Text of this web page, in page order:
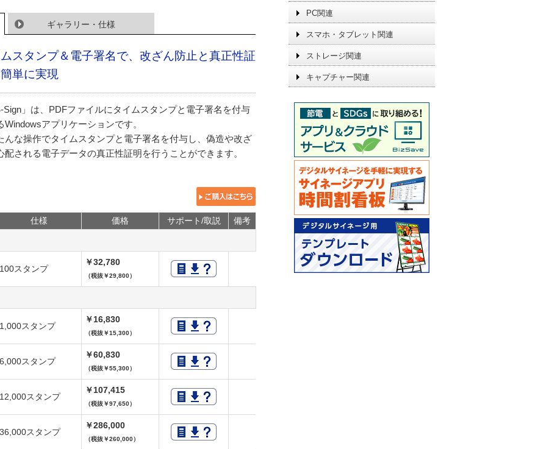
ギャラリー・仕様
スタンプ＆電子署名で、改ざん防止と真正性証
単に実現
Sign」は、PDFファイルにタイムスタンプと電子署名を付与
Windowsアプリケーションです。
んな操作でタイムスタンプと電子署名を付与し、偽造や改ざ
配される電子データの真正性証明を行うことができます。
仕様 価格 サポート/取説
備考
100スタンプ
￥32,780
（税抜￥29,800）
1,000スタンプ
￥16,830
（税抜￥15,300）
6,000スタンプ
￥60,830
（税抜￥55,300）
12,000スタンプ
￥107,415
（税抜￥97,650）
36,000スタンプ
￥286,000
（税抜￥260,000）
PC関連
スマホ・タブレット関連
ストレージ関連
キャプチャー関連